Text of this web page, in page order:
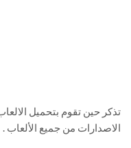
تذكر حين تقوم بتحميل
الاصدارات من جميع الألعاب .